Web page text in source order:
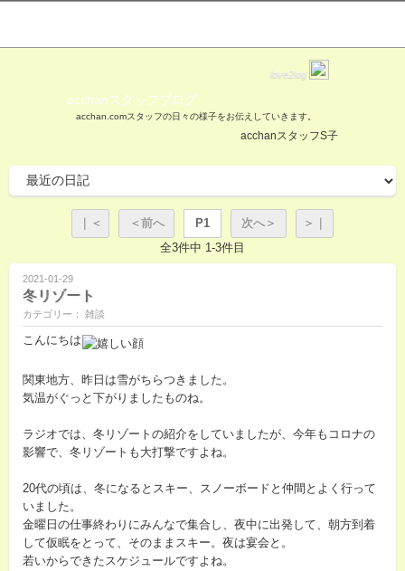
love2log
acchanスタッフブログ
acchan.comスタッフの日々の様子をお伝えしていきます。
acchanスタッフS子
｜＜ ＜前へ P1 次へ＞
＞｜
全3件中 1-3件目
2021-01-29
冬リゾート
カテゴリー： 雑談
こんにちは
関東地方、昨日は雪がちらつきました。
気温がぐっと下がりましたものね。
ラジオでは、冬リゾートの紹介をしていましたが、今年もコロナの
影響で、冬リゾートも大打撃ですよね。
20代の頃は、冬になるとスキー、スノーボードと仲間とよく行って
いました。
金曜日の仕事終わりにみんなで集合し、夜中に出発して、朝方到着
して仮眠をとって、そのままスキー。夜は宴会と。
若いからできたスケジュールですよね。